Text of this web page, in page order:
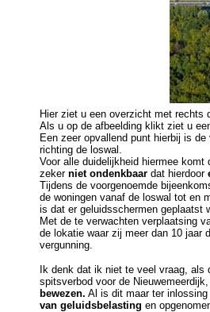
Hier ziet u een overzicht met rechts
Als u op de afbeelding klikt ziet u
Een zeer opvallend punt hierbij is
richting de loswal.
Voor alle duidelijkheid hiermee komt
zeker niet ondenkbaar dat hierdoor
Tijdens de voorgenoemde
de woningen vanaf de loswal tot en
is dat er geluidsschermen geplaatst
Met de te verwachten verplaatsing
de lokatie waar zij meer dan 10 jaar
vergunning.
Ik denk dat ik niet te veel vraag,
spitsverbod voor de
bewezen. Al is dit maar ter
van geluidsbelasting en